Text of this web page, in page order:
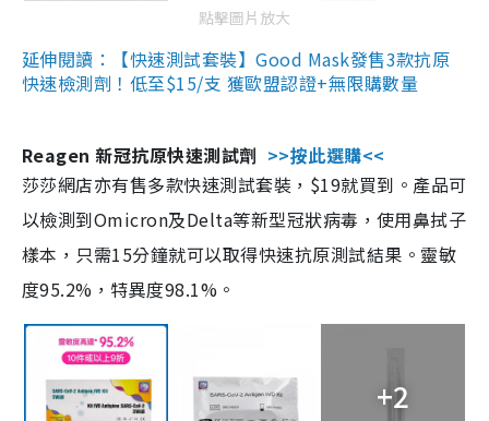
點擊圖片放大
延伸閱讀：【快速測試套裝】Good Mask發售3款抗原
快速檢測劑！低至$15/支 獲歐盟認證+無限購數量
Reagen 新冠抗原快速測試劑 >>按此選購<<
莎莎網店亦有售多款快速測試套裝，$19就買到。產品可
以檢測到Omicron及Delta等新型冠狀病毒，使用鼻拭子
樣本，只需15分鐘就可以取得快速抗原測試結果。靈敏
度95.2%，特異度98.1%。
+2